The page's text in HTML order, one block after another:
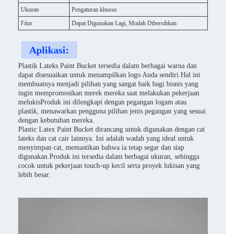
Ukuran
Pengaturan khusus
Fitur
Dapat Digunakan Lagi, Mudah Dibersihkan
Aplikasi:
Plastik Lateks Paint Bucket tersedia dalam berbagai warna dan
dapat disesuaikan untuk menampilkan logo Anda sendiri.Hal ini
membuatnya menjadi pilihan yang sangat baik bagi bisnis yang
ingin mempromosikan merek mereka saat melakukan pekerjaan
melukisProduk ini dilengkapi dengan pegangan logam atau
plastik, menawarkan pengguna pilihan jenis pegangan yang sesuai
dengan kebutuhan mereka.
Plastic Latex Paint Bucket dirancang untuk digunakan dengan cat
lateks dan cat cair lainnya. Ini adalah wadah yang ideal untuk
menyimpan cat, memastikan bahwa ia tetap segar dan siap
digunakan.Produk ini tersedia dalam berbagai ukuran, sehingga
cocok untuk pekerjaan touch-up kecil serta proyek lukisan yang
lebih besar.